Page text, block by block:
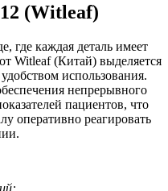
(Witleaf)
где каждая деталь имеет
Witleaf (Китай) выделяется
использования.
непрерывного
пациентов, что
оперативно реагировать